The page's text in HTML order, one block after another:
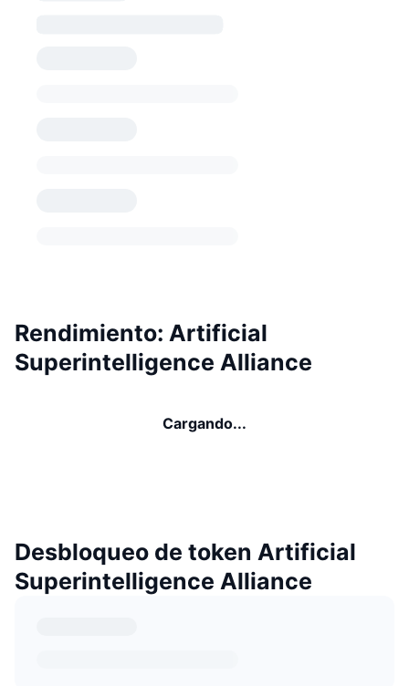
Rendimiento: Artificial
Superintelligence Alliance
Cargando...
Desbloqueo de token Artificial
Superintelligence Alliance